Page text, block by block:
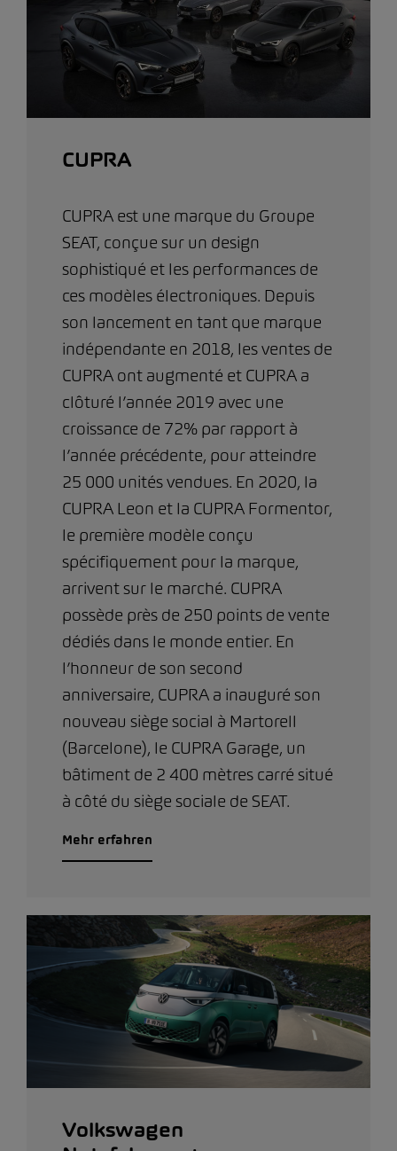
CUPRA
CUPRA est une marque du Groupe
SEAT, conçue sur un design
sophistiqué et les performances de
ces modèles électroniques. Depuis
son lancement en tant que marque
indépendante en 2018, les ventes de
CUPRA ont augmenté et CUPRA a
clôturé l’année 2019 avec une
croissance de 72% par rapport à
l’année précédente, pour atteindre
25 000 unités vendues. En 2020, la
CUPRA Leon et la CUPRA Formentor,
le première modèle conçu
spécifiquement pour la marque,
arrivent sur le marché. CUPRA
possède près de 250 points de vente
dédiés dans le monde entier. En
l’honneur de son second
anniversaire, CUPRA a inauguré son
nouveau siège social à Martorell
(Barcelone), le CUPRA Garage, un
bâtiment de 2 400 mètres carré situé
à côté du siège sociale de SEAT.
Mehr erfahren
Volkswagen